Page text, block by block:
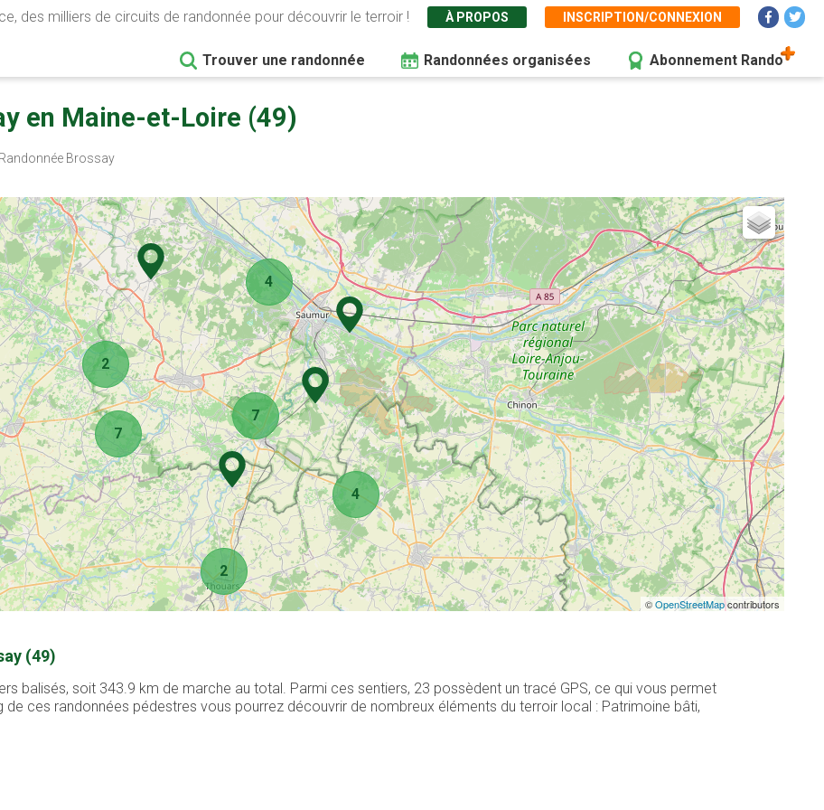
des milliers de circuits de randonnée pour découvrir le terroir ! À PROPOS INSCRIPTION/CONNEXION
Trouver une randonnée Randonnées organisées Abonnement Rando
en Maine-et-Loire (49)
Randonnée Brossay
2
2
4
4
7
7
©OpenStreetMapcontributors
(49)
balisés, soit 343.9 km de marche au total. Parmi ces sentiers, 23 possèdent un tracé GPS, ce qui vous permet
ces randonnées pédestres vous pourrez découvrir de nombreux éléments du terroir local : Patrimoine bâti,